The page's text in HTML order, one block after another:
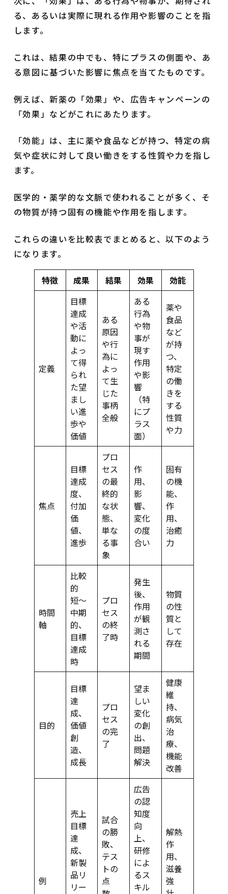
る、あるいは実際に現れる作用や影響のことを指
します。
これは、結果の中でも、特にプラスの側面や、あ
る意図に基づいた影響に焦点を当てたものです。
例えば、新薬の「効果」や、広告キャンペーンの
「効果」などがこれにあたります。
「効能」は、主に薬や食品などが持つ、特定の病
気や症状に対して良い働きをする性質や力を指し
ます。
医学的・薬学的な文脈で使われることが多く、そ
の物質が持つ固有の機能や作用を指します。
これらの違いを比較表でまとめると、以下のよう
になります。
特徴 成果 結果 効果 効能
定義
目標
達成
や活
動に
よっ
て得
られ
た望
まし
い進
歩や
価値
ある
原因
や行
為に
よっ
て生
じた
事柄
全般
ある
行為
や物
事が
現す
作用
や影
響
（特
にプ
ラス
面）
薬や
食品
など
が持
つ、
特定
の働
きを
する
性質
や力
焦点
目標
達成
度、
付加
価
値、
進歩
プロ
セス
の最
終的
な状
態、
単な
る事
象
作
用、
影
響、
変化
の度
合い
固有
の機
能、
作
用、
治癒
力
時間
軸
比較
的
短〜
中期
的、
目標
達成
時
プロ
セス
の終
了時
発生
後、
作用
が観
測さ
れる
期間
物質
の性
質と
して
存在
目的
目標
達
成、
価値
創
造、
成長
プロ
セス
の完
了
望ま
しい
変化
の創
出、
問題
解決
健康
維
持、
病気
治
療、
機能
改善
例
売上
目標
達
成、
新製
品リ
リー
試合
の勝
敗、
テス
トの
点
広告
の認
知度
向
上、
研修
によ
るス
キル
解熱
作
用、
滋養
強